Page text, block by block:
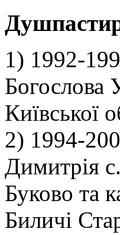
1) 1992-
Богослова
Київської
2) 1994-
Димитрія
Буково та
Биличі